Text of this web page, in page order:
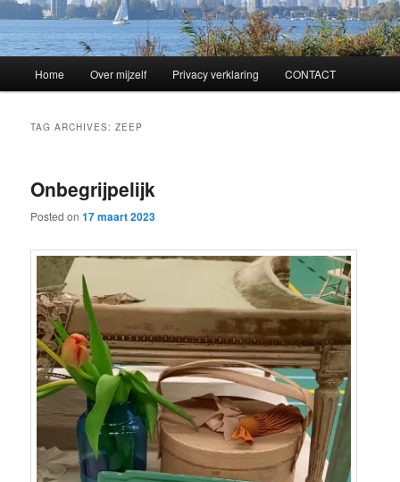
Skip
content
Skip
content
Home Over mijzelf Privacy verklaring CONTACT
TAG ARCHIVES:ZEEP
Onbegrijpelijk
Posted on17 maart 2023